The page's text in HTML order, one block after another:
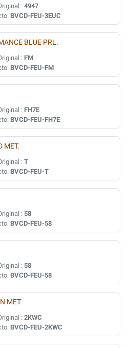
: 4947
BVCD-FEU-3EUC
BLUE PRL.
: FM
BVCD-FEU-FM
: FH7E
BVCD-FEU-FH7E
MET.
: T
BVCD-FEU-T
: 58
BVCD-FEU-58
: 58
BVCD-FEU-58
MET.
: 2KWC
BVCD-FEU-2KWC